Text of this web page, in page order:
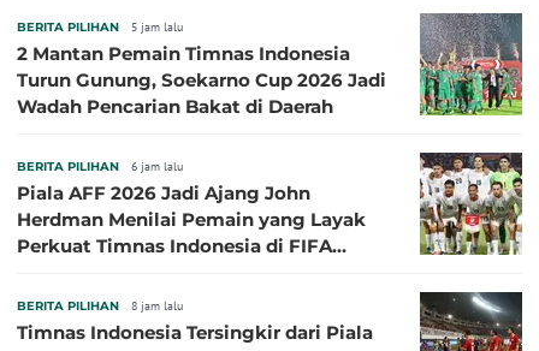
BERITA PILIHAN 5 jam lalu
2 Mantan Pemain Timnas Indonesia
Turun Gunung, Soekarno Cup 2026 Jadi
Wadah Pencarian Bakat di Daerah
BERITA PILIHAN 6 jam lalu
Piala AFF 2026 Jadi Ajang John
Herdman Menilai Pemain yang Layak
Perkuat Timnas Indonesia di FIFA
BERITA PILIHAN 8 jam lalu
Timnas Indonesia Tersingkir dari Piala